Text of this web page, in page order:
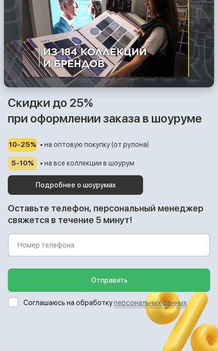
Скидки до 25%
при оформлении заказа в шоуруме
10-25% • на оптовую покупку (от рулона)
5-10% • на все коллекции в шоурум
Подробнее о шоурумах
Оставьте телефон, персональный менеджер
свяжется в течение 5 минут!
Отправить
Соглашаюсь на обработкуперсональных данных